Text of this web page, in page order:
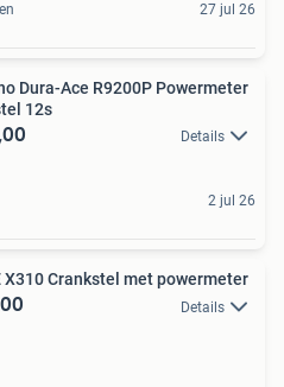
27 jul 26
Dura-Ace R9200P Powermeter
12s
Details
2 jul 26
X310 Crankstel met powermeter
Details